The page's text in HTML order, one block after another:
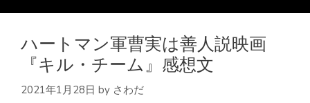
ハートマン軍曹実は善人説映画
『キル・チーム』感想文
2021年1月28日 by さわだ